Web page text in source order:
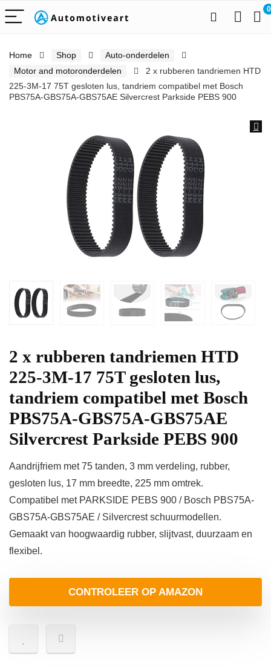
0
Home Shop
Auto-onderdelen
Motor and motoronderdelen
2 x rubberen tandriemen HTD
225-3M-17 75T gesloten lus, tandriem compatibel met Bosch
PBS75A-GBS75A-GBS75AE Silvercrest Parkside PEBS 900
2 x rubberen tandriemen HTD
225-3M-17 75T gesloten lus,
tandriem compatibel met Bosch
PBS75A-GBS75A-GBS75AE
Silvercrest Parkside PEBS 900
Aandrijfriem met 75 tanden, 3 mm verdeling, rubber,
gesloten lus, 17 mm breedte, 225 mm omtrek.
Compatibel met PARKSIDE PEBS 900 / Bosch PBS75A-
GBS75A-GBS75AE / Silvercrest schuurmodellen.
Gemaakt van hoogwaardig rubber, slijtvast, duurzaam en
flexibel.
CONTROLEER OP AMAZON